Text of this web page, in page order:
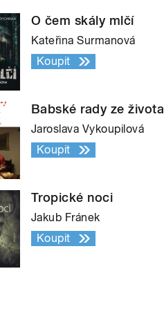
O čem skály mlčí
Kateřina Surmanová
Koupit
Babské rady ze života
Jaroslava Vykoupilová
Koupit
Tropické noci
Jakub Fránek
Koupit